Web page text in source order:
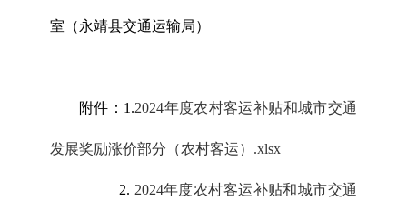
室（永靖县交通运输局）
附件：1.2024年度农村客运补贴和城市交通
发展奖励涨价部分（农村客运）.xlsx
2. 2024年度农村客运补贴和城市交通